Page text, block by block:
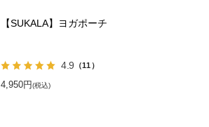
【SUKALA】ヨガポーチ
4.9 （11）
4,950円(税込)